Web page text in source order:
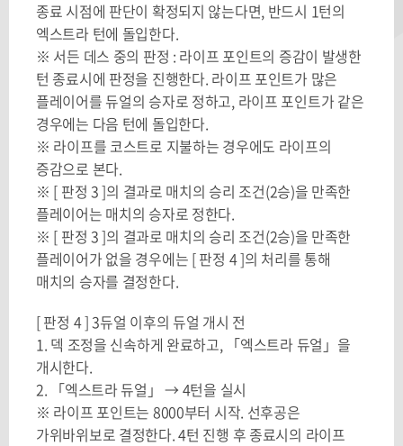
종료 시점에 판단이 확정되지 않는다면, 반드시 1턴의
엑스트라 턴에 돌입한다.
※ 서든 데스 중의 판정 : 라이프 포인트의 증감이 발생한
턴 종료시에 판정을 진행한다. 라이프 포인트가 많은
플레이어를 듀얼의 승자로 정하고, 라이프 포인트가 같은
경우에는 다음 턴에 돌입한다.
※ 라이프를 코스트로 지불하는 경우에도 라이프의
증감으로 본다.
※ [ 판정 3 ]의 결과로 매치의 승리 조건(2승)을 만족한
플레이어는 매치의 승자로 정한다.
※ [ 판정 3 ]의 결과로 매치의 승리 조건(2승)을 만족한
플레이어가 없을 경우에는 [ 판정 4 ]의 처리를 통해
매치의 승자를 결정한다.
[ 판정 4 ] 3듀얼 이후의 듀얼 개시 전
1. 덱 조정을 신속하게 완료하고, 「엑스트라 듀얼」을
개시한다.
2. 「엑스트라 듀얼」 → 4턴을 실시
※ 라이프 포인트는 8000부터 시작. 선후공은
가위바위보로 결정한다. 4턴 진행 후 종료시의 라이프